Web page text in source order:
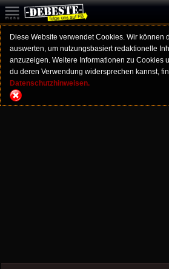
Diese Website verwendet Cookies. Wir können
auswerten, um nutzungsbasiert redaktionelle
anzuzeigen. Weitere Informationen zu Cookies
du deren Verwendung widersprechen kannst,
Datenschutzhinweisen.